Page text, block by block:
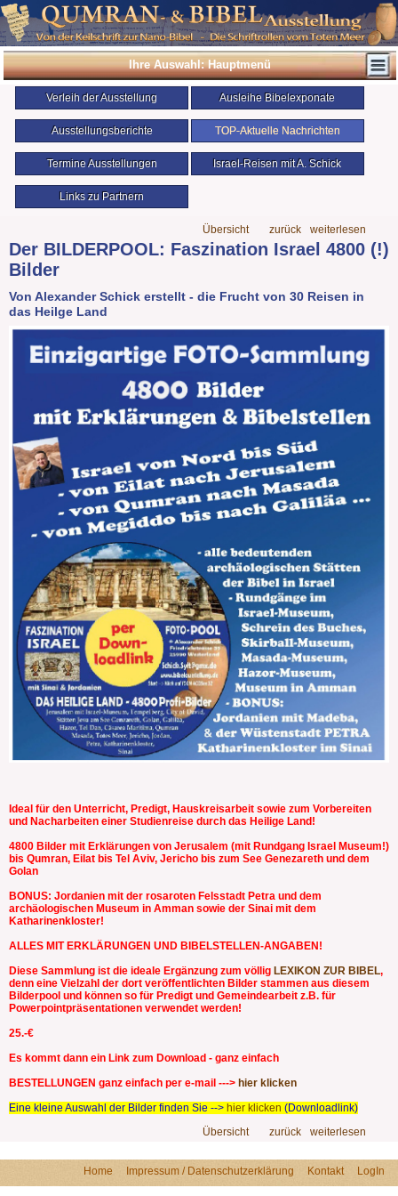
Ihre Auswahl: Hauptmenü
Verleih der Ausstellung Ausleihe Bibelexponate
Ausstellungsberichte TOP-Aktuelle Nachrichten
Termine Ausstellungen Israel-Reisen mit A. Schick
Links zu Partnern
Übersicht zurück weiterlesen
Der BILDERPOOL: Faszination Israel 4800 (!)
Bilder
Von Alexander Schick erstellt - die Frucht von 30 Reisen in
das Heilge Land
Ideal für den Unterricht, Predigt, Hauskreisarbeit sowie zum Vorbereiten
und Nacharbeiten einer Studienreise durch das Heilige Land!
4800 Bilder mit Erklärungen von Jerusalem (mit Rundgang Israel Museum!)
bis Qumran, Eilat bis Tel Aviv, Jericho bis zum See Genezareth und dem
Golan
BONUS: Jordanien mit der rosaroten Felsstadt Petra und dem
archäologischen Museum in Amman sowie der Sinai mit dem
Katharinenkloster!
ALLES MIT ERKLÄRUNGEN UND BIBELSTELLEN-ANGABEN!
Diese Sammlung ist die ideale Ergänzung zum völlig LEXIKON ZUR BIBEL,
denn eine Vielzahl der dort veröffentlichten Bilder stammen aus diesem
Bilderpool und können so für Predigt und Gemeindearbeit z.B. für
Powerpointpräsentationen verwendet werden!
25.-€
Es kommt dann ein Link zum Download - ganz einfach
BESTELLUNGEN ganz einfach per e-mail ---> hier klicken
Eine kleine Auswahl der Bilder finden Sie --> hier klicken (Downloadlink)
Übersicht
zurück weiterlesen
Home Impressum / Datenschutzerklärung Kontakt LogIn